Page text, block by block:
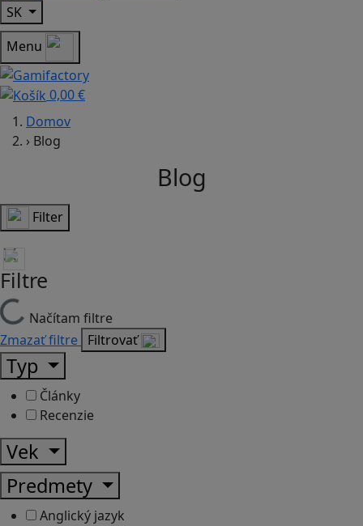
SK
Menu
0,00 €
Domov
› Blog
Blog
Filter
Filtre
Načítam filtre
Zmazať filtre Filtrovať
Typ
Články
Recenzie
Vek
Predmety
Anglický jazyk